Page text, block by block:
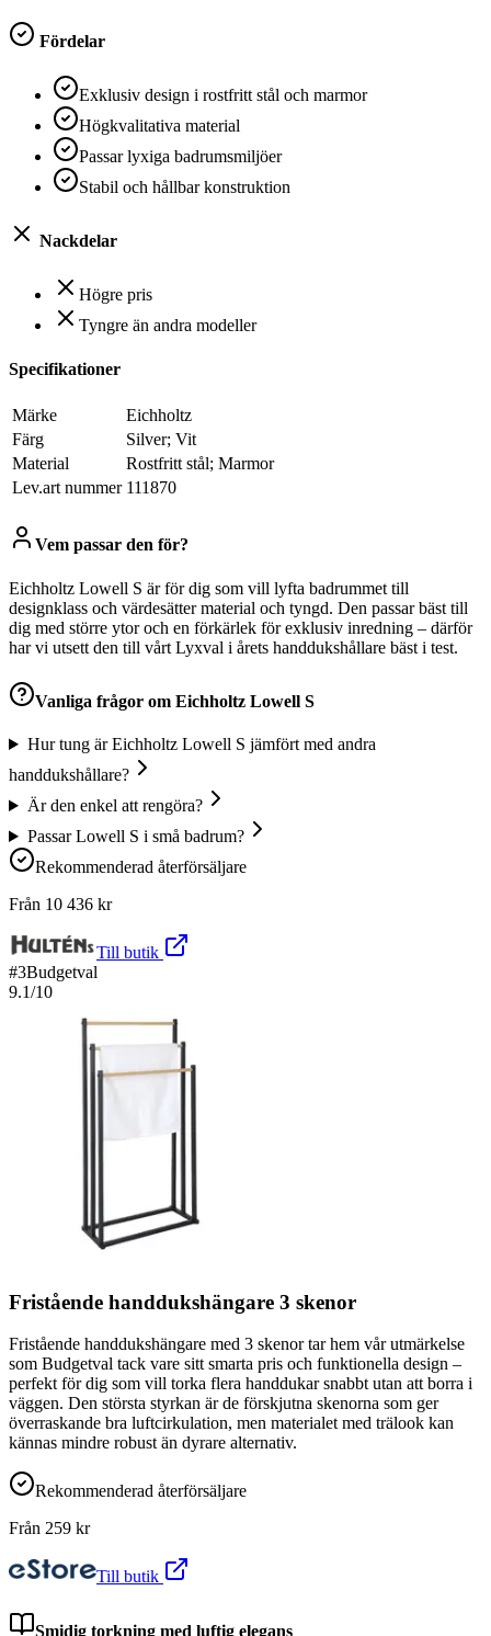
Fördelar
Exklusiv design i rostfritt stål och marmor
Högkvalitativa material
Passar lyxiga badrumsmiljöer
Stabil och hållbar konstruktion
Nackdelar
Högre pris
Tyngre än andra modeller
Specifikationer
Märke
Eichholtz
Färg
Silver; Vit
Material
Rostfritt stål; Marmor
Lev.art nummer 111870
Vem passar den för?
Eichholtz Lowell S är för dig som vill lyfta badrummet till
designklass och värdesätter material och tyngd. Den passar bäst till
dig med större ytor och en förkärlek för exklusiv inredning – därför
har vi utsett den till vårt Lyxval i årets handdukshållare bäst i test.
Vanliga frågor om Eichholtz Lowell S
Hur tung är Eichholtz Lowell S jämfört med andra
handdukshållare?
Är den enkel att rengöra?
Passar Lowell S i små badrum?
Rekommenderad återförsäljare
Från 10 436 kr
Till butik
#3Budgetval
9.1/10
Fristående handdukshängare 3 skenor
Fristående handdukshängare med 3 skenor tar hem vår utmärkelse
som Budgetval tack vare sitt smarta pris och funktionella design –
perfekt för dig som vill torka flera handdukar snabbt utan att borra i
väggen. Den största styrkan är de förskjutna skenorna som ger
överraskande bra luftcirkulation, men materialet med trälook kan
kännas mindre robust än dyrare alternativ.
Rekommenderad återförsäljare
Från 259 kr
Till butik
Smidig torkning med luftig elegans